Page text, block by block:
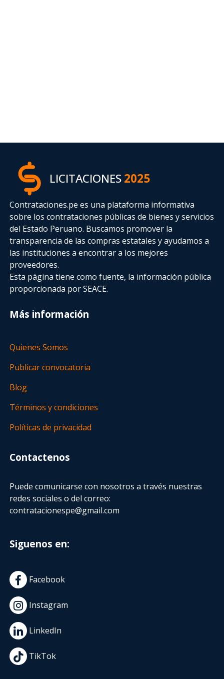
LICITACIONES2025
Contrataciones.pe es una plataforma informativa
sobre los contrataciones públicas de bienes y servicios
del Estado Peruano. Buscamos promover la
transparencia de las compras estatalesy ayudamos a
las instituciones a encontrar a los mejores
proveedores.
Esta página tiene como fuente, la información pública
proporcionada por SEACE.
Más información
Quienes Somos
Publicar convocatoria
Blog
Términos y condiciones
Políticas de privacidad
Contactenos
Puede comunicarse con nosotros a través nuestras
redes sociales o del correo:
contratacionespe@gmail.com
Siguenos en:
Facebook
Instagram
LinkedIn
TikTok